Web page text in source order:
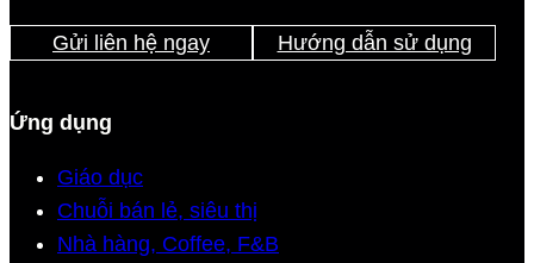
Gửi liên hệ ngay Hướng dẫn sử dụng
Ứng dụng
Giáo dục
Chuỗi bán lẻ, siêu thị
Nhà hàng, Coffee, F&B